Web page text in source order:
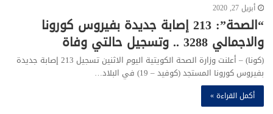
أبريل 27, 2020
“الصحة”: 213 إصابة جديدة بفيروس كورونا
والاجمالي 3288 .. وتسجيل حالتي وفاة
(كونا) – أعلنت وزارة الصحة الكويتية اليوم الاثنين تسجيل 213 إصابة جديدة
بفيروس كورونا المستجد (كوفيد – 19) في البلاد…
أكمل القراءة »